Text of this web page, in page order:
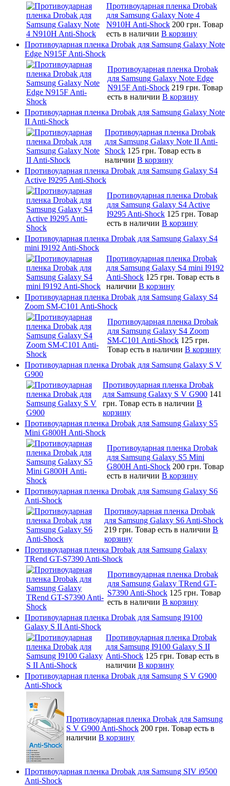
Противоударная пленка Drobak
для Samsung Galaxy Note 4
N910H Anti-Shock 200 грн. Товар
есть в наличии В корзину
Противоударная пленка Drobak для Samsung Galaxy Note
Edge N915F Anti-Shock
Противоударная пленка Drobak
для Samsung Galaxy Note Edge
N915F Anti-Shock 219 грн. Товар
есть в наличии В корзину
Противоударная пленка Drobak для Samsung Galaxy Note
II Anti-Shock
Противоударная пленка Drobak
для Samsung Galaxy Note II Anti-
Shock 125 грн. Товар есть в
наличии В корзину
Противоударная пленка Drobak для Samsung Galaxy S4
Active I9295 Anti-Shock
Противоударная пленка Drobak
для Samsung Galaxy S4 Active
I9295 Anti-Shock 125 грн. Товар
есть в наличии В корзину
Противоударная пленка Drobak для Samsung Galaxy S4
mini I9192 Anti-Shock
Противоударная пленка Drobak
для Samsung Galaxy S4 mini I9192
Anti-Shock 125 грн. Товар есть в
наличии В корзину
Противоударная пленка Drobak для Samsung Galaxy S4
Zoom SM-C101 Anti-Shock
Противоударная пленка Drobak
для Samsung Galaxy S4 Zoom
SM-C101 Anti-Shock 125 грн.
Товар есть в наличии В корзину
Противоударная пленка Drobak для Samsung Galaxy S V
G900
Противоударная пленка Drobak
для Samsung Galaxy S V G900 141
грн. Товар есть в наличии В
корзину
Противоударная пленка Drobak для Samsung Galaxy S5
Mini G800H Anti-Shock
Противоударная пленка Drobak
для Samsung Galaxy S5 Mini
G800H Anti-Shock 200 грн. Товар
есть в наличии В корзину
Противоударная пленка Drobak для Samsung Galaxy S6
Anti-Shock
Противоударная пленка Drobak
для Samsung Galaxy S6 Anti-Shock
219 грн. Товар есть в наличии В
корзину
Противоударная пленка Drobak для Samsung Galaxy
TRend GT-S7390 Anti-Shock
Противоударная пленка Drobak
для Samsung Galaxy TRend GT-
S7390 Anti-Shock 125 грн. Товар
есть в наличии В корзину
Противоударная пленка Drobak для Samsung I9100
Galaxy S II Anti-Shock
Противоударная пленка Drobak
для Samsung I9100 Galaxy S II
Anti-Shock 125 грн. Товар есть в
наличии В корзину
Противоударная пленка Drobak для Samsung S V G900
Anti-Shock
Противоударная пленка Drobak для Samsung
S V G900 Anti-Shock 200 грн. Товар есть в
наличии В корзину
Противоударная пленка Drobak для Samsung SIV i9500
Anti-Shock